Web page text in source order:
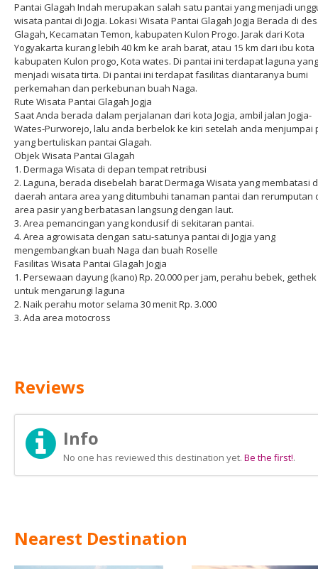
Pantai Glagah Indah merupakan salah satu pantai yang menjadi
wisata pantai di Jogja. Lokasi Wisata Pantai Glagah Jogja Berada di
Glagah, Kecamatan Temon, kabupaten Kulon Progo. Jarak dari Kota
Yogyakarta kurang lebih 40 km ke arah barat, atau 15 km dari ibu kota
kabupaten Kulon progo, Kota wates. Di pantai ini terdapat laguna yang
menjadi wisata tirta. Di pantai ini terdapat fasilitas diantaranya bumi
perkemahan dan perkebunan buah Naga.
Rute Wisata Pantai Glagah Jogja
Saat Anda berada dalam perjalanan dari kota Jogja, ambil jalan Jogja-
Wates-Purworejo, lalu anda berbelok ke kiri setelah anda menjumpai
yang bertuliskan pantai Glagah.
Objek Wisata Pantai Glagah
1. Dermaga Wisata di depan tempat retribusi
2. Laguna, berada disebelah barat Dermaga Wisata yang membatasi
daerah antara area yang ditumbuhi tanaman pantai dan rerumputan
area pasir yang berbatasan langsung dengan laut.
3. Area pemancingan yang kondusif di sekitaran pantai.
4. Area agrowisata dengan satu-satunya pantai di Jogja yang
mengembangkan buah Naga dan buah Roselle
Fasilitas Wisata Pantai Glagah Jogja
1. Persewaan dayung (kano) Rp. 20.000 per jam, perahu bebek, gethek
untuk mengarungi laguna
2. Naik perahu motor selama 30 menit Rp. 3.000
3. Ada area motocross
Reviews
Info
No one has reviewed this destination yet. Be the first!.
Nearest Destination